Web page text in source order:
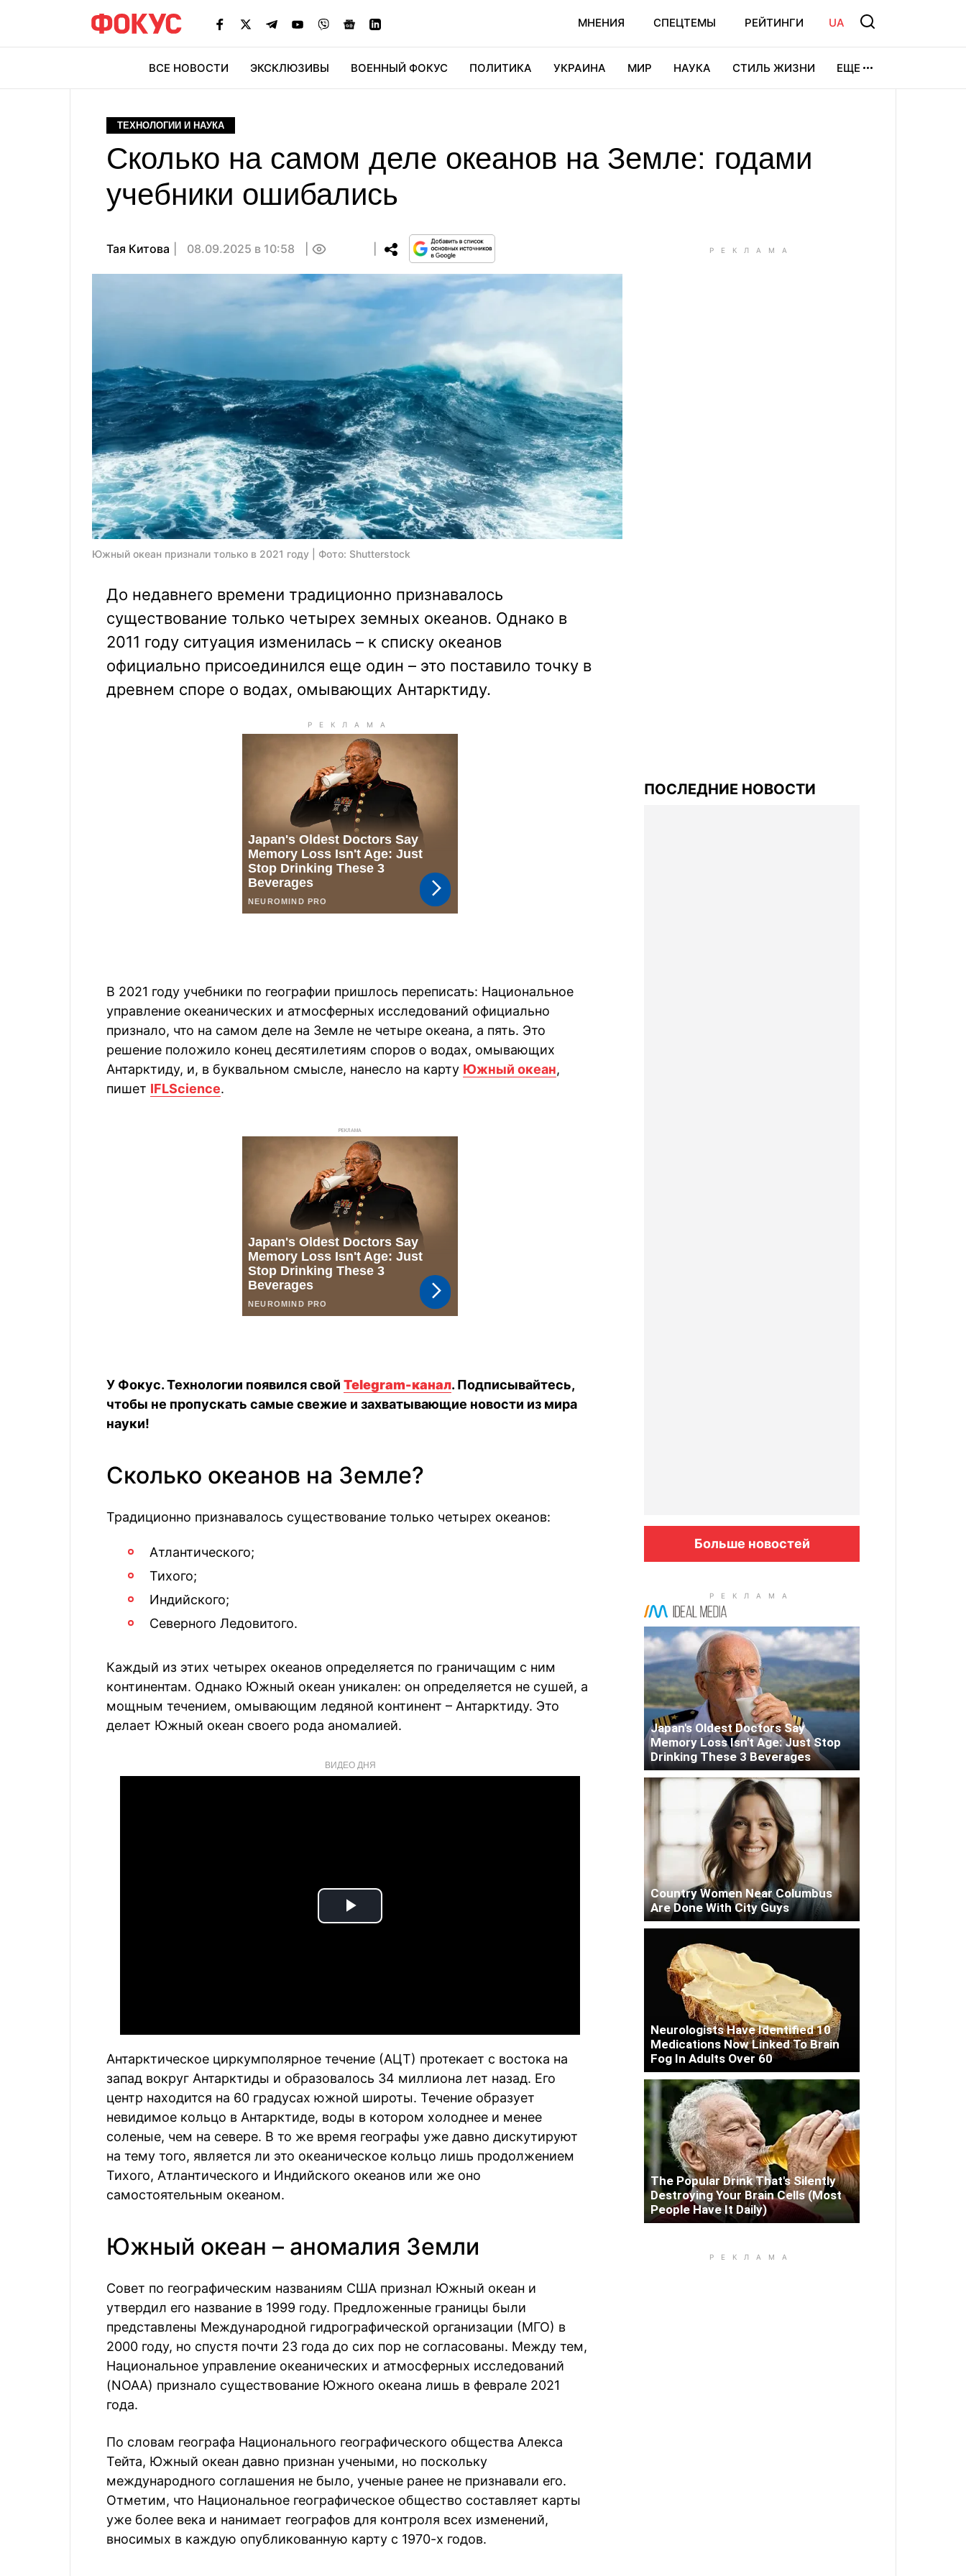
МНЕНИЯ СПЕЦТЕМЫ РЕЙТИНГИ UA
ВСЕ НОВОСТИ ЭКСКЛЮЗИВЫ ВОЕННЫЙ ФОКУС ПОЛИТИКА УКРАИНА МИР НАУКА СТИЛЬ ЖИЗНИ ЕЩЕ
ТЕХНОЛОГИИ И НАУКА
Сколько на самом деле океанов на Земле: годами
учебники ошибались
Тая Китова 08.09.2025 в 10:58
Южный океан признали только в 2021 году | Фото: Shutterstock
До недавнего времени традиционно признавалось
существование только четырех земных океанов. Однако в
2011 году ситуация изменилась – к списку океанов
официально присоединился еще один – это поставило точку в
древнем споре о водах, омывающих Антарктиду.
В 2021 году учебники по географии пришлось переписать: Национальное
управление океанических и атмосферных исследований официально
признало, что на самом деле на Земле не четыре океана, а пять. Это
решение положило конец десятилетиям споров о водах, омывающих
Антарктиду, и, в буквальном смысле, нанесло на карту Южный океан,
пишет IFLScience.
РЕКЛАМА
У Фокус. Технологии появился свой Telegram-канал. Подписывайтесь,
чтобы не пропускать самые свежие и захватывающие новости из мира
науки!
Сколько океанов на Земле?
Традиционно признавалось существование только четырех океанов:
Атлантического;
Тихого;
Индийского;
Северного Ледовитого.
Каждый из этих четырех океанов определяется по граничащим с ним
континентам. Однако Южный океан уникален: он определяется не сушей, а
мощным течением, омывающим ледяной континент – Антарктиду. Это
делает Южный океан своего рода аномалией.
ВИДЕО ДНЯ
Play
Антарктическое циркумполярное течение (АЦТ) протекает с востока на
запад вокруг Антарктиды и образовалось 34 миллиона лет назад. Его
центр находится на 60 градусах южной широты. Течение образует
невидимое кольцо в Антарктиде, воды в котором холоднее и менее
соленые, чем на севере. В то же время географы уже давно дискутируют
на тему того, является ли это океаническое кольцо лишь продолжением
Тихого, Атлантического и Индийского океанов или же оно
самостоятельным океаном.
Южный океан – аномалия Земли
Совет по географическим названиям США признал Южный океан и
утвердил его название в 1999 году. Предложенные границы были
представлены Международной гидрографической организации (МГО) в
2000 году, но спустя почти 23 года до сих пор не согласованы. Между тем,
Национальное управление океанических и атмосферных исследований
(NOAA) признало существование Южного океана лишь в феврале 2021
года.
По словам географа Национального географического общества Алекса
Тейта, Южный океан давно признан учеными, но поскольку
международного соглашения не было, ученые ранее не признавали его.
Отметим, что Национальное географическое общество составляет карты
уже более века и нанимает географов для контроля всех изменений,
вносимых в каждую опубликованную карту с 1970-х годов.
ПОСЛЕДНИЕ НОВОСТИ
Больше новостей